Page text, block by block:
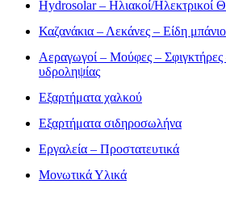
Hydrosolar – Ηλιακοί/Ηλεκτρικοί
Καζανάκια – Λεκάνες – Είδη
Αεραγωγοί – Μούφες – Σφιγκτήρες
υδροληψίας
Εξαρτήματα χαλκού
Εξαρτήματα σιδηροσωλήνα
Εργαλεία – Προστατευτικά
Μονωτικά Υλικά